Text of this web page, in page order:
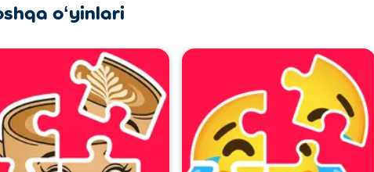
oʻyinlari